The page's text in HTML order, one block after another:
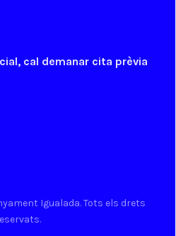
cal demanar cita prèvia
Igualada. Tots els drets